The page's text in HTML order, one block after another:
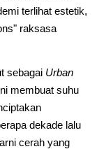
terlihat estetik,
raksasa
sebagai Urban
membuat suhu
dekade lalu
cerah yang